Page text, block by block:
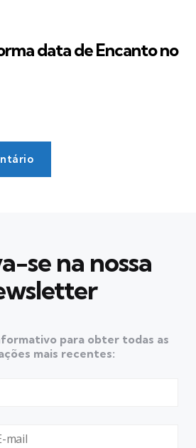
data de Encanto no
se na nossa
para obter todas as
mais recentes: